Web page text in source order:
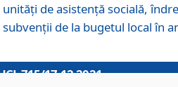
unităţi de asistenţă socială,
subvenţii de la bugetul local în
715/17.12.2021